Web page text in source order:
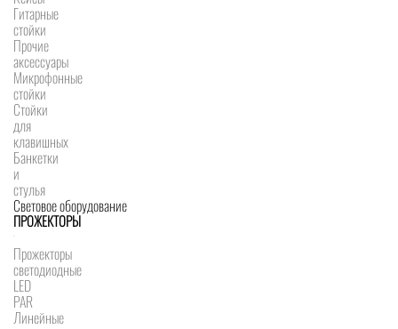
Гитарные
стойки
Прочие
аксессуары
Микрофонные
стойки
Стойки
для
клавишных
Банкетки
и
стулья
Световое оборудование
ПРОЖЕКТОРЫ
Прожекторы
светодиодные
LED
PAR
Линейные